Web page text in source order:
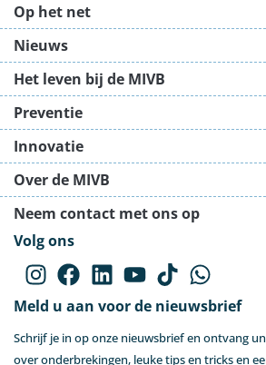
Op het net
Nieuws
Het leven bij de MIVB
Preventie
Innovatie
Over de MIVB
Neem contact met ons op
Volg ons
Meld u aan voor de nieuwsbrief
Schrijf je in op onze nieuwsbrief en ontvang
over onderbrekingen, leuke tips en tricks en